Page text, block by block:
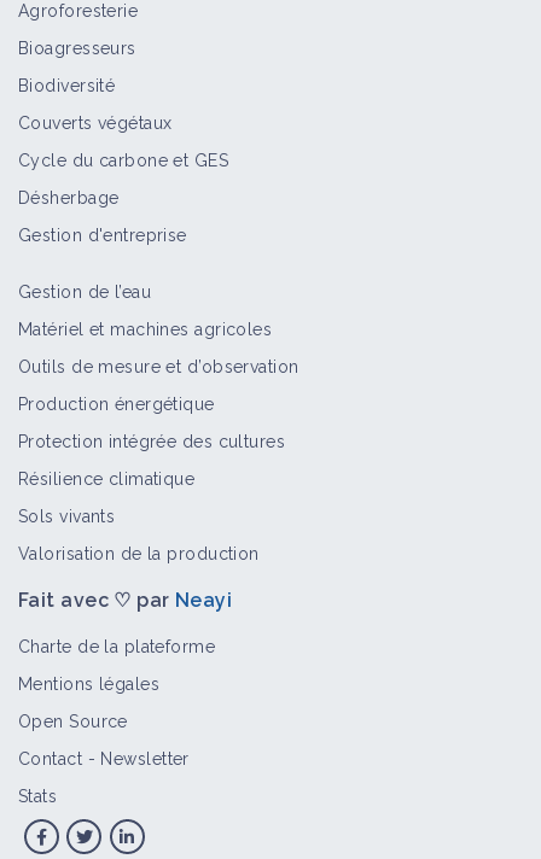
Agroforesterie
Bioagresseurs
Biodiversité
Couverts végétaux
Cycle du carbone et GES
Désherbage
Gestion d'entreprise
Gestion de l’eau
Matériel et machines agricoles
Outils de mesure et d’observation
Production énergétique
Protection intégrée des cultures
Résilience climatique
Sols vivants
Valorisation de la production
Fait avec ♡ par Neayi
Charte de la plateforme
Mentions légales
Open Source
Contact - Newsletter
Stats